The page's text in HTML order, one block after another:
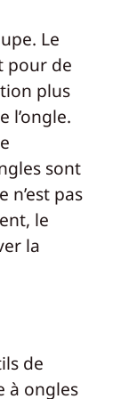
Le
pour de
plus
l’ongle.
sont
n’est pas
le
la
de
à ongles